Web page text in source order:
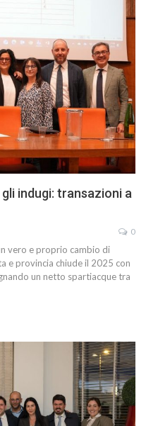
indugi: transazioni a
0
vero e proprio cambio di
e provincia chiude il 2025 con
un netto spartiacque tra